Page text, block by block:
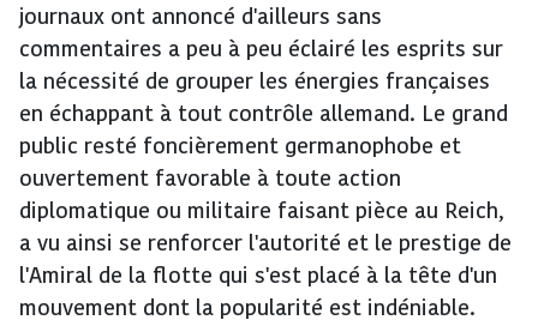
journaux ont annoncé d'ailleurs sans
commentaires a peu à peu éclairé les esprits sur
la nécessité de grouper les énergies françaises
en échappant à tout contrôle allemand. Le grand
public resté foncièrement germanophobe et
ouvertement favorable à toute action
diplomatique ou militaire faisant pièce au Reich,
a vu ainsi se renforcer l'autorité et le prestige de
l'Amiral de la flotte qui s'est placé à la tête d'un
mouvement dont la popularité est indéniable.